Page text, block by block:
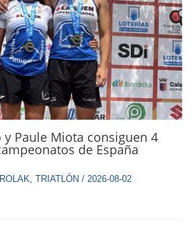
y Paule Miota consiguen 4
de España
TRIATLÓN / 2026-08-02